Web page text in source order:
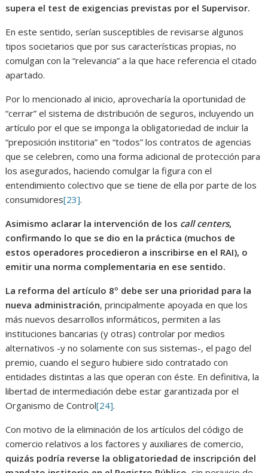
supera el test de exigencias previstas por el Supervisor.
En este sentido, serían susceptibles de revisarse algunos
tipos societarios que por sus características propias, no
comulgan con la “relevancia” a la que hace referencia el citado
apartado.
Por lo mencionado al inicio, aprovecharía la oportunidad de
“cerrar” el sistema de distribución de seguros, incluyendo un
artículo por el que se imponga la obligatoriedad de incluir la
“preposición institoria” en “todos” los contratos de agencias
que se celebren, como una forma adicional de protección para
los asegurados, haciendo comulgar la figura con el
entendimiento colectivo que se tiene de ella por parte de los
consumidores[23].
Asimismo aclarar la intervención de los call centers,
confirmando lo que se dio en la práctica (muchos de
estos operadores procedieron a inscribirse en el RAI), o
emitir una norma complementaria en ese sentido.
La reforma del artículo 8º debe ser una prioridad para la
nueva administración, principalmente apoyada en que los
más nuevos desarrollos informáticos, permiten a las
instituciones bancarias (y otras) controlar por medios
alternativos -y no solamente con sus sistemas-, el pago del
premio, cuando el seguro hubiere sido contratado con
entidades distintas a las que operan con éste. En definitiva, la
libertad de intermediación debe estar garantizada por el
Organismo de Control[24].
Con motivo de la eliminación de los artículos del código de
comercio relativos a los factores y auxiliares de comercio,
quizás podría reverse la obligatoriedad de inscripción del